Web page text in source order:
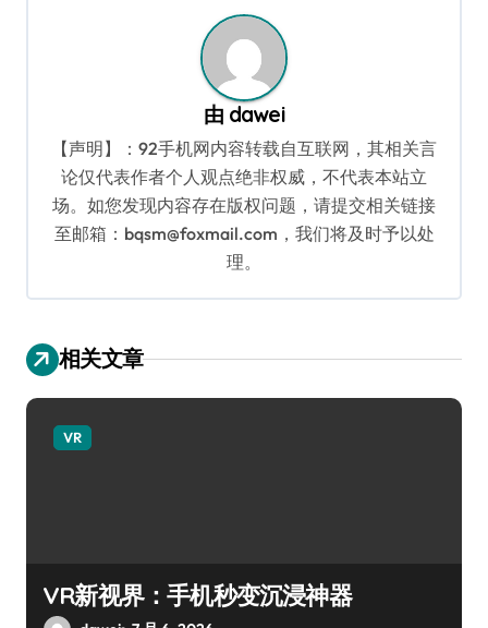
由 dawei
【声明】：92手机网内容转载自互联网，其相关言
论仅代表作者个人观点绝非权威，不代表本站立
场。如您发现内容存在版权问题，请提交相关链接
至邮箱：bqsm@foxmail.com，我们将及时予以处
理。
相关文章
VR
VR新视界：手机秒变沉浸神器